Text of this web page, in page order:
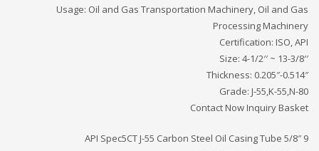
Usage: Oil and Gas Transportation Machinery, Oil and Gas
Processing Machinery
Certification: ISO, API
Size: 4-1/2′′ ~ 13-3/8′′
Thickness: 0.205″-0.514″
Grade: J-55,K-55,N-80
Contact Now Inquiry Basket
9 5/8″ API Spec5CT J-55 Carbon Steel Oil Casing Tube